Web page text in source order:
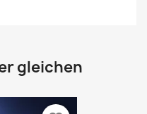
gleichen